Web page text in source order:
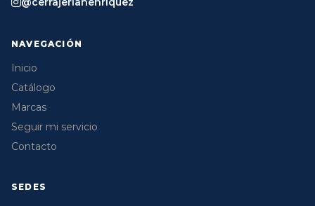
NAVEGACIÓN
Inicio
Catálogo
Marcas
Seguir mi servicio
Contacto
SEDES